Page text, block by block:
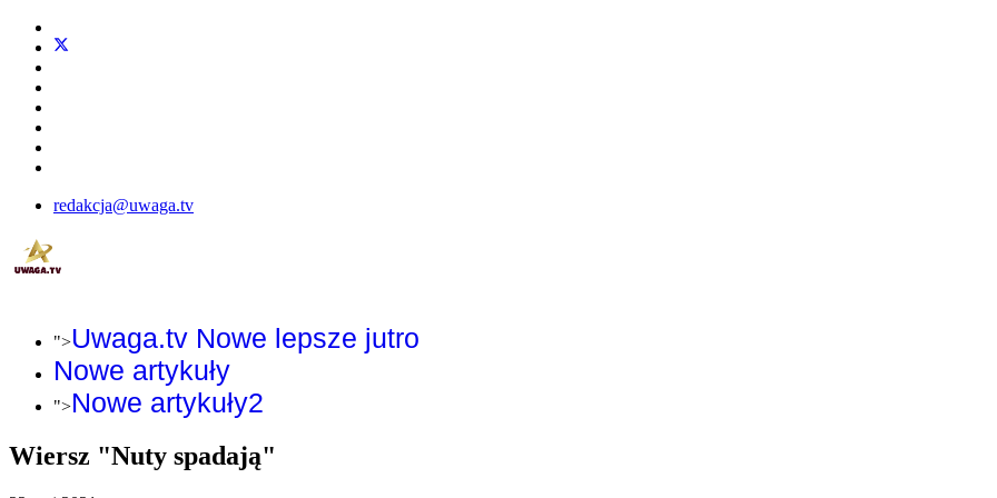
redakcja@uwaga.tv
">Uwaga.tv Nowe lepsze jutro
Nowe artykuły
">Nowe artykuły2
Wiersz "Nuty spadają"